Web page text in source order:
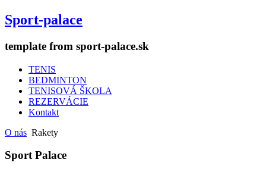
Sport-palace
template from sport-palace.sk
TENIS
BEDMINTON
TENISOVÁ ŠKOLA
REZERVÁCIE
Kontakt
O nás Rakety
Sport Palace